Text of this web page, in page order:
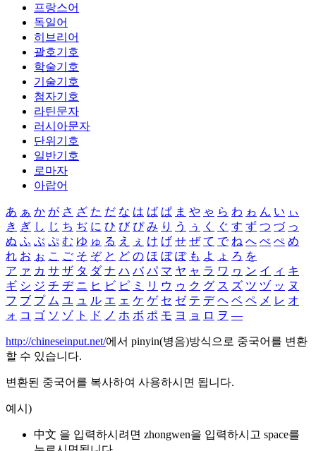
프랑스어
독일어
히브리어
괄호기호
학술기호
기술기호
첨자기호
라틴문자
러시아문자
단위기호
일반기호
로마자
아랍어
あ ぁ か が さ ざ た だ な は ば ぱ ま や ゃ ら わ ゎ ん い ぃ
き ぎ し じ ち ぢ に ひ び ぴ み り う ぅ く ぐ す ず つ づ っ
ぬ ふ ぶ ぷ む ゆ ゅ る え ぇ け げ せ ぜ て で ね へ べ ぺ め
れ お ぉ こ ご そ ぞ と ど の ほ ぼ ぽ も よ ょ ろ を
ア ァ カ サ ザ タ ダ ナ ハ バ パ マ ヤ ャ ラ ワ ヮ ン イ ィ キ
ギ シ ジ チ ヂ ニ ヒ ビ ピ ミ リ ウ ゥ ク グ ス ズ ツ ヅ ッ ヌ
フ ブ プ ム ユ ュ ル エ ェ ケ ゲ セ ゼ テ デ ヘ ベ ペ メ レ オ
ォ コ ゴ ソ ゾ ト ド ノ ホ ボ ポ モ ヨ ョ ロ ヲ ―
http://chineseinput.net/에서 pinyin(병음)방식으로 중국어를 변환
할 수 있습니다.
변환된 중국어를 복사하여 사용하시면 됩니다.
예시)
中文 을 입력하시려면 zhongwen을 입력하시고 space를